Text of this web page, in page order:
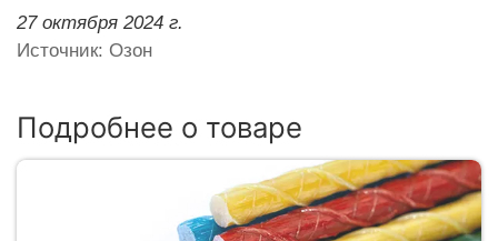
27 октября 2024 г.
Источник: Озон
Подробнее о товаре